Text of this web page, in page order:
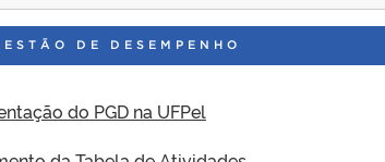
DE DESEMPENHO
do PGD na UFPel